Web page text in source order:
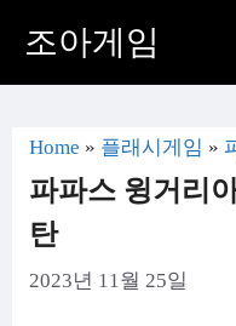
조아게임
Home » 플래시게임 »
파파스 윙거리
탄
2023년 11월 25일